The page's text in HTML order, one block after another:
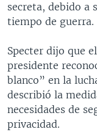
LAS CLAVES
BUENOS DÍAS
EL MUNDO AL DÍA
FORO [RADIO]
DEPORTIVO
NOTA ECONÓMICA
Learning English
SÍGANOS
Idiomas
secreta, debido a
tiempo de guerra.
Specter dijo que
presidente
blanco” en la
describió la
necesidades de
privacidad.